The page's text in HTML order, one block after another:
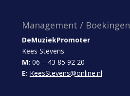
Management / Boekingen
DeMuziekPromoter
Kees Stevens
M: 06 – 43 85 92 20
E: KeesStevens@online.nl